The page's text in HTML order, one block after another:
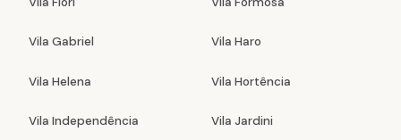
Vila Gabriel Vila Haro
Vila Helena Vila Hortência
Vila Independência Vila Jardini